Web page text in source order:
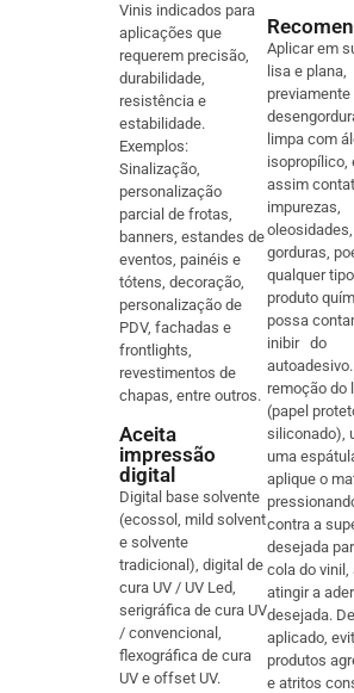
Vinis indicados para
aplicações que
requerem precisão,
durabilidade,
resistência e
estabilidade.
Exemplos:
Sinalização,
personalização
parcial de frotas,
banners, estandes de
eventos, painéis e
tótens, decoração,
personalização de
PDV, fachadas e
frontlights,
revestimentos de
chapas, entre outros.
Aceita
impressão
digital
Digital base solvente
(ecossol, mild solvent
e solvente
tradicional), digital de
cura UV / UV Led,
serigráfica de cura UV
/ convencional,
flexográfica de cura
UV e offset UV.
Aplicar em
lisa e plana,
previamente
limpa com
isopropílico,
assim
impurezas,
oleosidades,
gorduras,
qualquer
produto
possa
inibir do
remoção do
(papel
siliconado),
uma
aplique o
contra a
desejada
cola do vinil,
atingir a
desejada.
aplicado,
produtos
e atritos